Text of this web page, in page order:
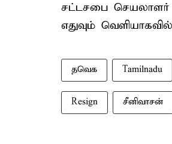
சட்டசபை செயலாளர்
எதுவும்
தவெக Tamilnadu
Resign சீனிவாசன்